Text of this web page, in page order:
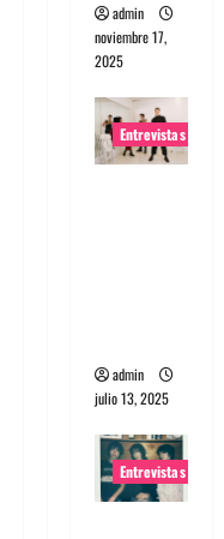
admin
noviembre 17,
2025
Entrevistas
admin
julio 13, 2025
Entrevistas